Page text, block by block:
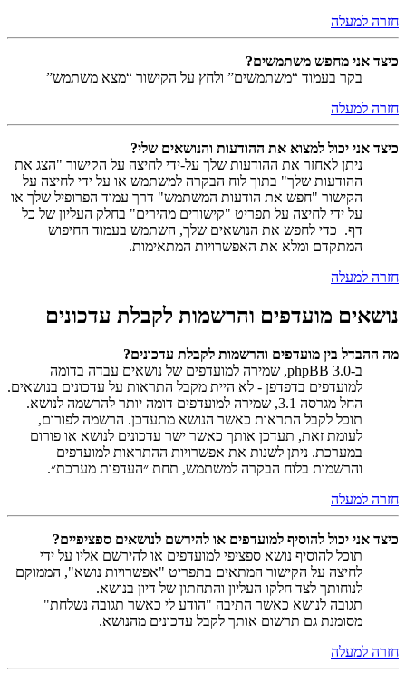
חזרה למעלה
כיצד אני מחפש משתמשים?
בקר בעמוד “משתמשים” ולחץ על הקישור “מצא משתמש”
חזרה למעלה
כיצד אני יכול למצוא את ההודעות והנושאים שלי?
ניתן לאחזר את ההודעות שלך על-ידי לחיצה על הקישור "הצג את
ההודעות שלך" בתוך לוח הבקרה למשתמש או על ידי לחיצה על
הקישור "חפש את הודעות המשתמש" דרך עמוד הפרופיל שלך או
על ידי לחיצה על תפריט "קישורים מהירים" בחלק העליון של כל
דף. כדי לחפש את הנושאים שלך, השתמש בעמוד החיפוש
המתקדם ומלא את האפשרויות המתאימות.
חזרה למעלה
נושאים מועדפים והרשמות לקבלת עדכונים
מה ההבדל בין מועדפים והרשמות לקבלת עדכונים?
ב-phpBB 3.0, שמירה למועדפים של נושאים עבדה בדומה
למועדפים בדפדפן - לא היית מקבל התראות על עדכונים בנושאים.
החל מגרסה 3.1, שמירה למועדפים דומה יותר להרשמה לנושא.
תוכל לקבל התראות כאשר הנושא מתעדכן. הרשמה לפורום,
לעומת זאת, תעדכן אותך כאשר ישר עדכונים לנושא או פורום
במערכת. ניתן לשנות את אפשרויות ההתראות למועדפים
והרשמות בלוח הבקרה למשתמש, תחת ״העדפות מערכת״.
חזרה למעלה
כיצד אני יכול להוסיף למועדפים או להירשם לנושאים ספציפיים?
תוכל להוסיף נושא ספציפי למועדפים או להירשם אליו על ידי
לחיצה על הקישור המתאים בתפריט "אפשרויות נושא", הממוקם
לנוחותך לצד חלקו העליון והתחתון של דיון בנושא.
תגובה לנושא כאשר התיבה "הודע לי כאשר תגובה נשלחת"
מסומנת גם תרשום אותך לקבל עדכונים מהנושא.
חזרה למעלה